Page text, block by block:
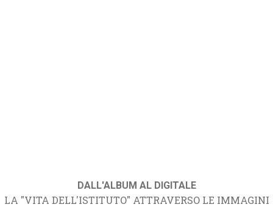
DALL'ALBUM AL DIGITALE
LA "VITA DELL'ISTITUTO" ATTRAVERSO LE IMMAGINI